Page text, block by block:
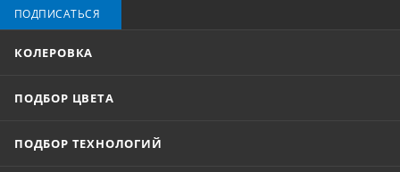
ПОДПИСАТЬСЯ
КОЛЕРОВКА
ПОДБОР ЦВЕТА
ПОДБОР ТЕХНОЛОГИЙ